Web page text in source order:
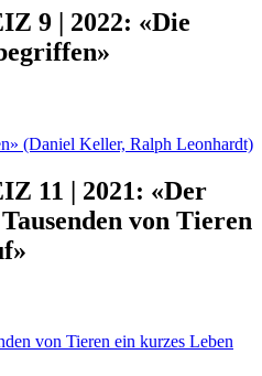
9 | 2022: «Die
(Daniel Keller, Ralph Leonhardt)
11 | 2021: «Der
von Tieren
von Tieren ein kurzes Leben